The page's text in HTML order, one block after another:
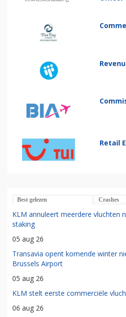
Retail
Best gelezen Crashes
KLM annuleert meerdere vluchten
staking
05 aug 26
Transavia opent komende winter
Brussels Airport
05 aug 26
KLM stelt eerste commerciële
06 aug 26